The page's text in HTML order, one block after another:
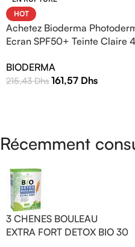
HOT
Achetez Bioderma
Ecran SPF50+ Teinte Claire
Efficacité
BIODERMA
215,43Dhs 161,57 Dhs
Récemment
3 CHENES BOULEAU
EXTRA FORT DETOX BIO 30